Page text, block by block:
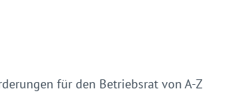
für den Betriebsrat von A-Z